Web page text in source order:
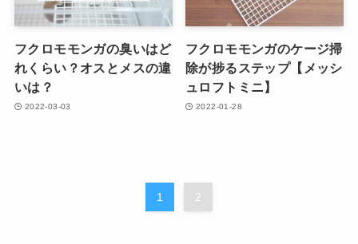
フクロモモンガの臭いはど
れくらい？オスとメスの違
いは？
2022-03-03
フクロモモンガのケージ掃
除が捗るステップ【メッシ
ュロフトミニ】
2022-01-28
1 2